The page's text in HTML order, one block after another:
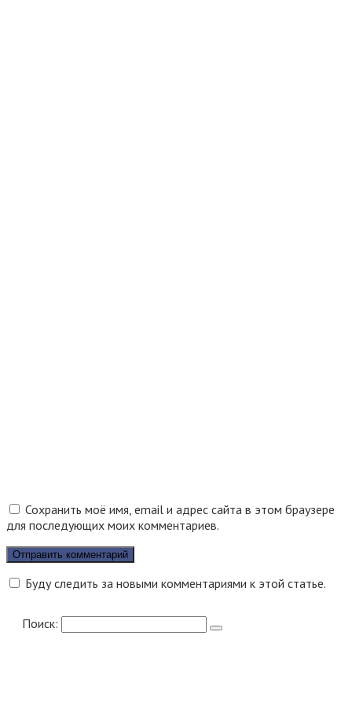
Сохранить моё имя, email и адрес сайта в этом браузере
для последующих моих комментариев.
Буду следить за новыми комментариями к этой статье.
Поиск: